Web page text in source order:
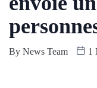
By News Team 1